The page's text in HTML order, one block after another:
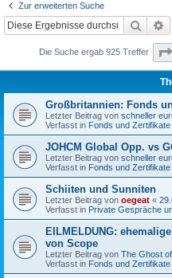
Zur erweiterten Suche
Suche
Die Suche ergab 925 Treffer
Großbritannien: Fonds
Letzter Beitrag von schneller
Verfasst in Fonds und Zertifikate
JOHCM Global Opp. vs
Letzter Beitrag von schneller
Verfasst in Fonds und Zertifikate
Schiiten und Sunniten
Letzter Beitrag von oegeat «
Verfasst in Private Gespräche
EILMELDUNG:
von Scope
Letzter Beitrag von The Ghost
Verfasst in Fonds und Zertifikate